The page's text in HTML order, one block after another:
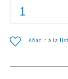
Añadir a la